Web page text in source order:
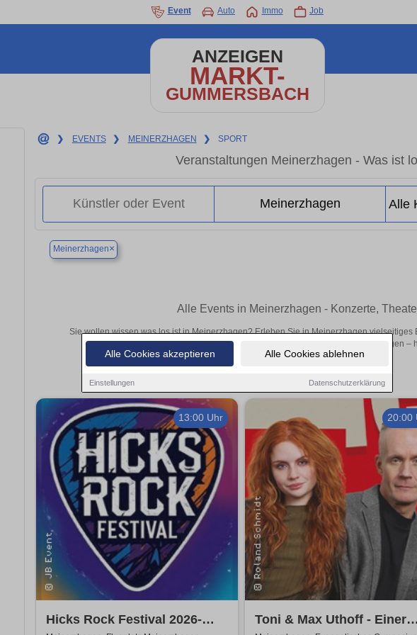
Alle Cookies akzeptieren Alle Cookies ablehnen
Einstellungen Datenschutzerklärung
Event Auto Immo Job
ANZEIGEN
MARKT-
GUMMERSBACH
❯ EVENTS ❯ MEINERZHAGEN ❯ SPORT
Veranstaltungen Meinerzhagen - Was ist
Meinerzhagen×
Alle Events in Meinerzhagen - Konzerte,
Sie wollen wissen was los ist in Meinerzhagen? Erleben Sie in Meinerzhagen
Theateraufführungen oder aufregende Veranstaltungen in Meinerzhagen –
13:00 Uhr
Hicks Rock Festival 2026-
20:00
Toni & Max Uthoff - Einer